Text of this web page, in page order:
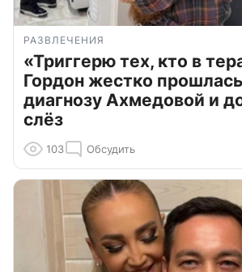
РАЗВЛЕЧЕНИЯ
«Триггерю тех, кто в
Гордон жестко
диагнозу Ахмедовой и
слёз
103 Обсудить